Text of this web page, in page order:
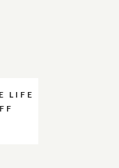
LIFE